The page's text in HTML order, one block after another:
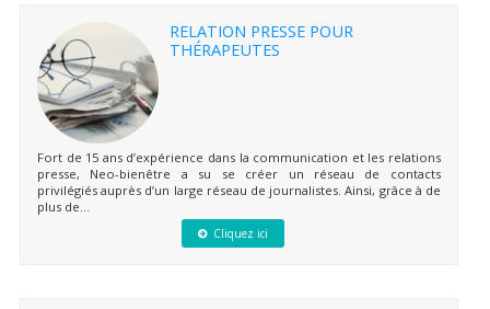
RELATION PRESSE POUR
THÉRAPEUTES
Fort de 15 ans d’expérience dans la communication et les relations
presse, Neo-bienêtre a su se créer un réseau de contacts
privilégiés auprès d’un large réseau de journalistes. Ainsi, grâce à de
plus de...
Cliquez ici